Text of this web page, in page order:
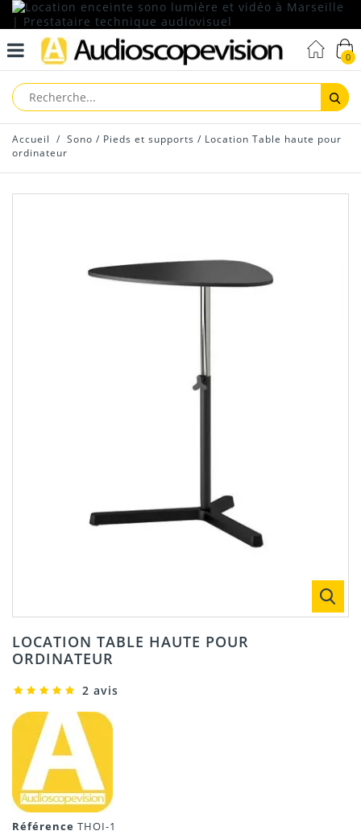
0
Accueil / Sono / Pieds et supports / Location Table haute pour
ordinateur
LOCATION TABLE HAUTE POUR
ORDINATEUR
2 avis
Référence THOI-1